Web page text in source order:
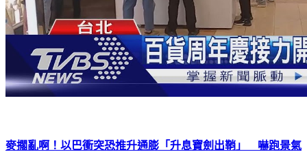
麥擱亂啊！以巴衝突恐推升通膨「升息寶劍出鞘」 嚇跑景氣